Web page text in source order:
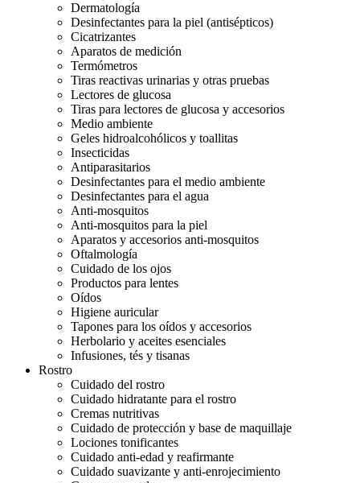
Dermatología
Desinfectantes para la piel (antisépticos)
Cicatrizantes
Aparatos de medición
Termómetros
Tiras reactivas urinarias y otras pruebas
Lectores de glucosa
Tiras para lectores de glucosa y accesorios
Medio ambiente
Geles hidroalcohólicos y toallitas
Insecticidas
Antiparasitarios
Desinfectantes para el medio ambiente
Desinfectantes para el agua
Anti-mosquitos
Anti-mosquitos para la piel
Aparatos y accesorios anti-mosquitos
Oftalmología
Cuidado de los ojos
Productos para lentes
Oídos
Higiene auricular
Tapones para los oídos y accesorios
Herbolario y aceites esenciales
Infusiones, tés y tisanas
Rostro
Cuidado del rostro
Cuidado hidratante para el rostro
Cremas nutritivas
Cuidado de protección y base de maquillaje
Lociones tonificantes
Cuidado anti-edad y reafirmante
Cuidado suavizante y anti-enrojecimiento